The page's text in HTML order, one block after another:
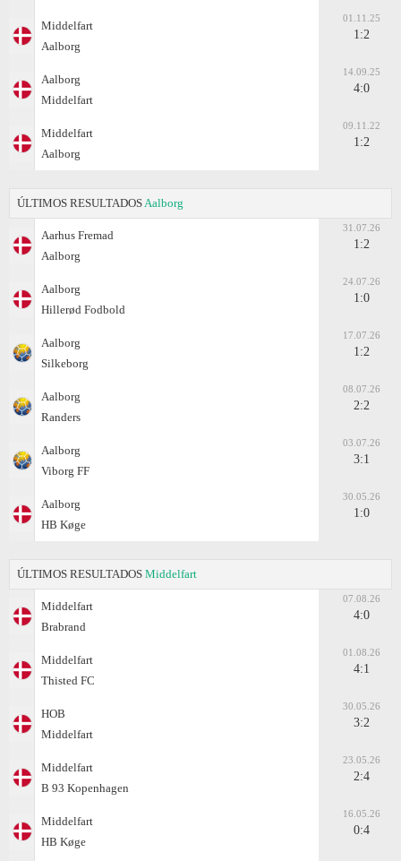
Middelfart
Aalborg
01.11.25
1:2
Aalborg
Middelfart
14.09.25
4:0
Middelfart
Aalborg
09.11.22
1:2
ÚLTIMOS RESULTADOS Aalborg
Aarhus Fremad
Aalborg
31.07.26
1:2
Aalborg
Hillerød Fodbold
24.07.26
1:0
Aalborg
Silkeborg
17.07.26
1:2
Aalborg
Randers
08.07.26
2:2
Aalborg
Viborg FF
03.07.26
3:1
Aalborg
HB Køge
30.05.26
1:0
ÚLTIMOS RESULTADOS Middelfart
Middelfart
Brabrand
07.08.26
4:0
Middelfart
Thisted FC
01.08.26
4:1
HOB
Middelfart
30.05.26
3:2
Middelfart
B 93 Kopenhagen
23.05.26
2:4
Middelfart
HB Køge
16.05.26
0:4